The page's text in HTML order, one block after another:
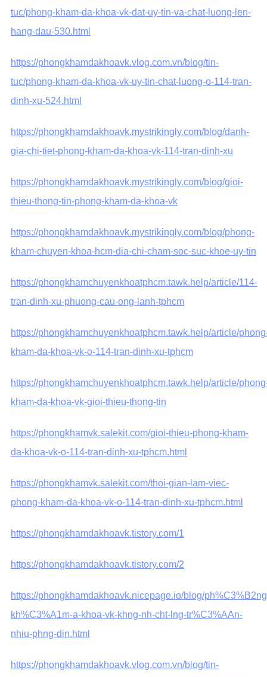
tuc/phong-kham-da-khoa-vk-dat-uy-tin-va-chat-luong-len-
hang-dau-530.html
https://phongkhamdakhoavk.vlog.com.vn/blog/tin-
tuc/phong-kham-da-khoa-vk-uy-tin-chat-luong-o-114-tran-
dinh-xu-524.html
https://phongkhamdakhoavk.mystrikingly.com/blog/danh-
gia-chi-tiet-phong-kham-da-khoa-vk-114-tran-dinh-xu
https://phongkhamdakhoavk.mystrikingly.com/blog/gioi-
thieu-thong-tin-phong-kham-da-khoa-vk
https://phongkhamdakhoavk.mystrikingly.com/blog/phong-
kham-chuyen-khoa-hcm-dia-chi-cham-soc-suc-khoe-uy-tin
https://phongkhamchuyenkhoatphcm.tawk.help/article/114-
tran-dinh-xu-phuong-cau-ong-lanh-tphcm
https://phongkhamchuyenkhoatphcm.tawk.help/article/
kham-da-khoa-vk-o-114-tran-dinh-xu-tphcm
https://phongkhamchuyenkhoatphcm.tawk.help/article/
kham-da-khoa-vk-gioi-thieu-thong-tin
https://phongkhamvk.salekit.com/gioi-thieu-phong-kham-
da-khoa-vk-o-114-tran-dinh-xu-tphcm.html
https://phongkhamvk.salekit.com/thoi-gian-lam-viec-
phong-kham-da-khoa-vk-o-114-tran-dinh-xu-tphcm.html
https://phongkhamdakhoavk.tistory.com/1
https://phongkhamdakhoavk.tistory.com/2
https://phongkhamdakhoavk.nicepage.io/blog/
kh%C3%A1m-a-khoa-vk-khng-nh-cht-lng-tr%C3%AAn-
nhiu-phng-din.html
https://phongkhamdakhoavk.vlog.com.vn/blog/tin-